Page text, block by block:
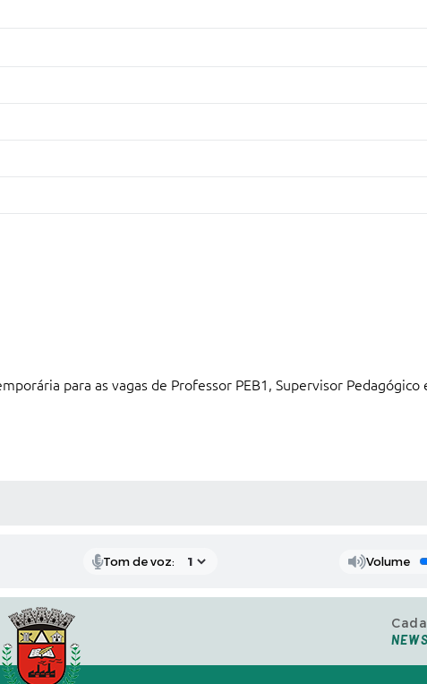
para as vagas de Professor PEB1, Supervisor Pedagógico
Tom de voz: Volume